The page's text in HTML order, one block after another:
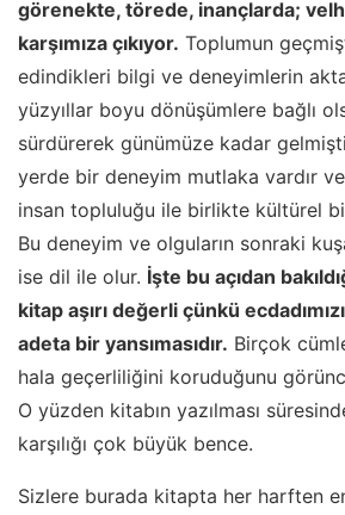
görenekte, törede, inançlarda;
karşımıza çıkıyor. Toplumun
edindikleri bilgi ve deneyimlerin
yüzyıllar boyu dönüşümlere bağlı
sürdürerek günümüze kadar
yerde bir deneyim mutlaka vardır
insan topluluğu ile birlikte kültürel
Bu deneyim ve olguların sonraki
ise dil ile olur. İşte bu açıdan
kitap aşırı değerli çünkü
adeta bir yansımasıdır. Birçok
hala geçerliliğini koruduğunu
O yüzden kitabın yazılması
karşılığı çok büyük bence.
Sizlere burada kitapta her harften